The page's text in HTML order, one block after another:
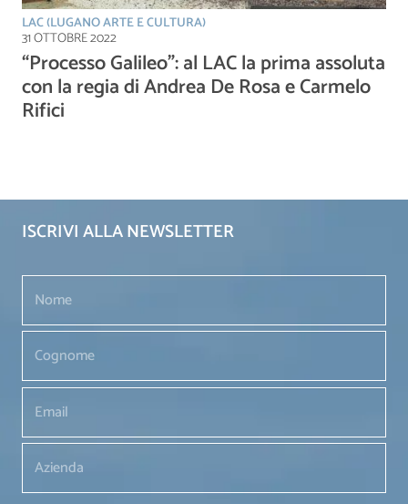
LAC (LUGANO ARTE E CULTURA)
31 OTTOBRE 2022
“Processo Galileo”: al LAC la prima assoluta
con la regia di Andrea De Rosa e Carmelo
Rifici
ISCRIVI ALLA NEWSLETTER